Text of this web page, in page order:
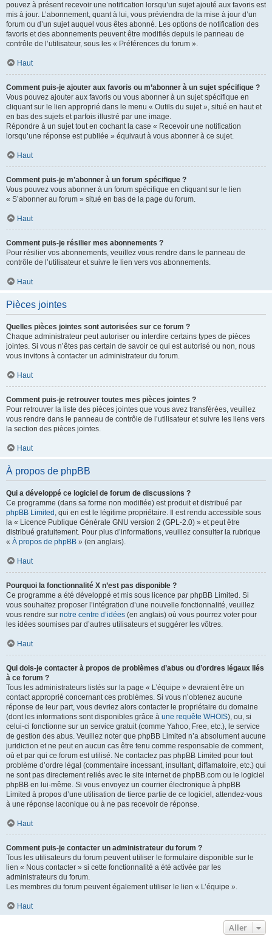
pouvez à présent recevoir une notification lorsqu’un sujet ajouté aux favoris est
mis à jour. L’abonnement, quant à lui, vous préviendra de la mise à jour d’un
forum ou d’un sujet auquel vous êtes abonné. Les options de notification des
favoris et des abonnements peuvent être modifiés depuis le panneau de
contrôle de l’utilisateur, sous les « Préférences du forum ».
Haut
Comment puis-je ajouter aux favoris ou m’abonner à un sujet spécifique ?
Vous pouvez ajouter aux favoris ou vous abonner à un sujet spécifique en
cliquant sur le lien approprié dans le menu « Outils du sujet », situé en haut et
en bas des sujets et parfois illustré par une image.
Répondre à un sujet tout en cochant la case « Recevoir une notification
lorsqu’une réponse est publiée » équivaut à vous abonner à ce sujet.
Haut
Comment puis-je m’abonner à un forum spécifique ?
Vous pouvez vous abonner à un forum spécifique en cliquant sur le lien
« S’abonner au forum » situé en bas de la page du forum.
Haut
Comment puis-je résilier mes abonnements ?
Pour résilier vos abonnements, veuillez vous rendre dans le panneau de
contrôle de l’utilisateur et suivre le lien vers vos abonnements.
Haut
Pièces jointes
Quelles pièces jointes sont autorisées sur ce forum ?
Chaque administrateur peut autoriser ou interdire certains types de pièces
jointes. Si vous n’êtes pas certain de savoir ce qui est autorisé ou non, nous
vous invitons à contacter un administrateur du forum.
Haut
Comment puis-je retrouver toutes mes pièces jointes ?
Pour retrouver la liste des pièces jointes que vous avez transférées, veuillez
vous rendre dans le panneau de contrôle de l’utilisateur et suivre les liens vers
la section des pièces jointes.
Haut
À propos de phpBB
Qui a développé ce logiciel de forum de discussions ?
Ce programme (dans sa forme non modifiée) est produit et distribué par
phpBB Limited , qui en est le légitime propriétaire. Il est rendu accessible sous
la « Licence Publique Générale GNU version 2 (GPL-2.0) » et peut être
distribué gratuitement. Pour plus d’informations, veuillez consulter la rubrique
« À propos de phpBB » (en anglais).
Haut
Pourquoi la fonctionnalité X n’est pas disponible ?
Ce programme a été développé et mis sous licence par phpBB Limited. Si
vous souhaitez proposer l’intégration d’une nouvelle fonctionnalité, veuillez
vous rendre sur notre centre d’idées (en anglais) où vous pourrez voter pour
les idées soumises par d’autres utilisateurs et suggérer les vôtres.
Haut
Qui dois-je contacter à propos de problèmes d’abus ou d’ordres légaux liés
à ce forum ?
Tous les administrateurs listés sur la page « L’équipe » devraient être un
contact approprié concernant ces problèmes. Si vous n’obtenez aucune
réponse de leur part, vous devriez alors contacter le propriétaire du domaine
(dont les informations sont disponibles grâce à une requête WHOIS), ou, si
celui-ci fonctionne sur un service gratuit (comme Yahoo, Free, etc.), le service
de gestion des abus. Veuillez noter que phpBB Limited n’a absolument aucune
juridiction et ne peut en aucun cas être tenu comme responsable de comment,
où et par qui ce forum est utilisé. Ne contactez pas phpBB Limited pour tout
problème d’ordre légal (commentaire incessant, insultant, diffamatoire, etc.) qui
ne sont pas directement reliés avec le site internet de phpBB.com ou le logiciel
phpBB en lui-même. Si vous envoyez un courrier électronique à phpBB
Limited à propos d’une utilisation de tierce partie de ce logiciel, attendez-vous
à une réponse laconique ou à ne pas recevoir de réponse.
Haut
Comment puis-je contacter un administrateur du forum ?
Tous les utilisateurs du forum peuvent utiliser le formulaire disponible sur le
lien « Nous contacter » si cette fonctionnalité a été activée par les
administrateurs du forum.
Les membres du forum peuvent également utiliser le lien « L’équipe ».
Haut
Aller